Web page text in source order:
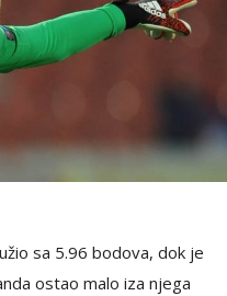
sa 5.96 bodova, dok je
ostao malo iza njega